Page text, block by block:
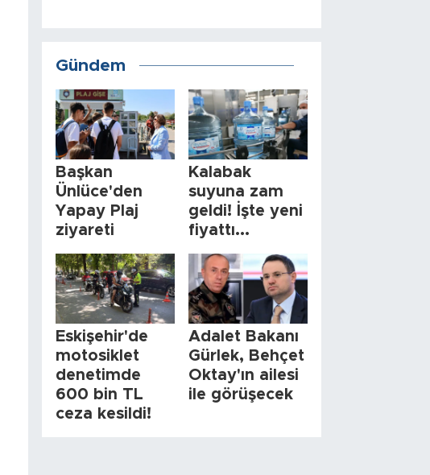
Gündem
Başkan
Ünlüce'den
Yapay Plaj
ziyareti
Kalabak
suyuna zam
geldi! İşte yeni
fiyattı...
Eskişehir'de
motosiklet
denetimde
600 bin TL
ceza kesildi!
Adalet Bakanı
Gürlek, Behçet
Oktay'ın ailesi
ile görüşecek